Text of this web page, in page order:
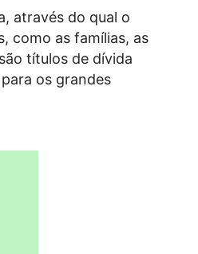
através do qual o
como as famílias, as
títulos de dívida
os grandes